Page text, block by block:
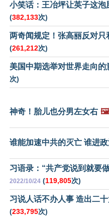
小笑话：王冶坪让英子这泡
(382,133次)
两奇闻规定！张高丽反对只
(261,212次)
美国中期选举对世界走向的
次)
神奇！胎儿也分男左女右 🖼️
谁能加速中共的灭亡 谁进
习语录：“共产党说到就要
2022/10/24 (119,805次)
习说人话不办人事 造出二
(233,795次)